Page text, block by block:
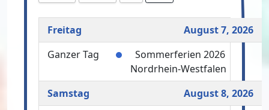
Freitag
August 7, 2026
Ganzer Tag
Sommerferien 2026
Nordrhein-Westfalen
Samstag
August 8, 2026